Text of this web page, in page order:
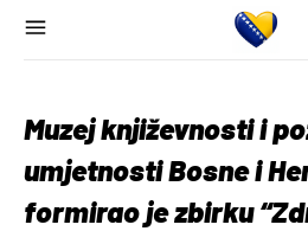
Muzej književnosti i
umjetnosti Bosne i
formirao je zbirku